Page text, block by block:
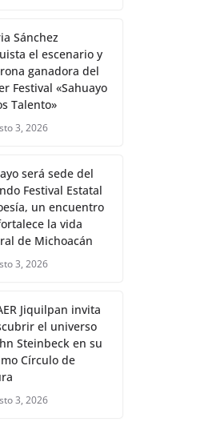
Sánchez
el escenario y
ganadora del
Festival «Sahuayo
Talento»
3, 2026
será sede del
Festival Estatal
un encuentro
la vida
de Michoacán
3, 2026
Jiquilpan invita
el universo
Steinbeck en su
Círculo de
3, 2026